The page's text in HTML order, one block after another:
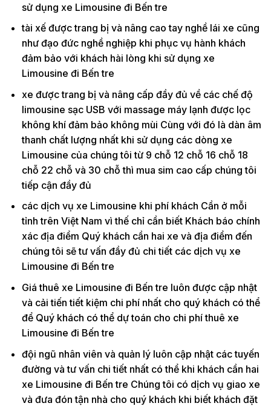
sử dụng xe Limousine đi Bến tre
tài xế được trang bị và nâng cao tay nghề lái xe cũng
như đạo đức nghề nghiệp khi phục vụ hành khách
đảm bảo với khách hài lòng khi sử dụng xe
Limousine đi Bến tre
xe được trang bị và nâng cấp đầy đủ về các chế độ
limousine sạc USB với massage máy lạnh được lọc
không khí đảm bảo không mùi Cùng với đó là dàn âm
thanh chất lượng nhất khi sử dụng các dòng xe
Limousine của chúng tôi từ 9 chỗ 12 chỗ 16 chỗ 18
chỗ 22 chỗ và 30 chỗ thì mua sim cao cấp chúng tôi
tiếp cận đầy đủ
các dịch vụ xe Limousine khi phí khách Cần ở mỗi
tỉnh trên Việt Nam vì thế chỉ cần biết Khách báo chính
xác địa điểm Quý khách cần hai xe và địa điểm đến
chúng tôi sẽ tư vấn đầy đủ chi tiết các dịch vụ xe
Limousine đi Bến tre
Giá thuê xe Limousine đi Bến tre luôn được cập nhật
và cải tiến tiết kiệm chi phí nhất cho quý khách có thể
để Quý khách có thể dự toán cho chi phí thuê xe
Limousine đi Bến tre
đội ngũ nhân viên và quản lý luôn cập nhật các tuyến
đường và tư vấn chi tiết nhất có thể khi khách cần hai
xe Limousine đi Bến tre Chúng tôi có dịch vụ giao xe
và đưa đón tận nhà cho quý khách khi biết khách đặt